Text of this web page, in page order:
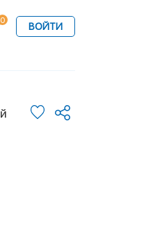
0
ВОЙТИ